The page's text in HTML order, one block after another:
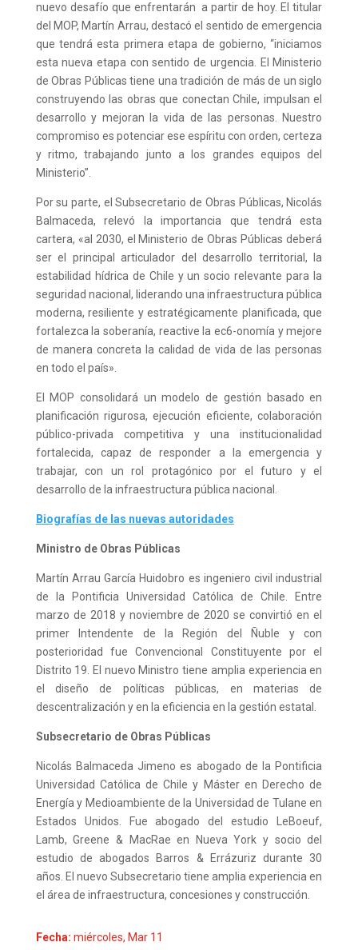
nuevo desafío que enfrentarán a partir de hoy. El titular
del MOP, Martín Arrau, destacó el sentido de emergencia
que tendrá esta primera etapa de gobierno, “iniciamos
esta nueva etapa con sentido de urgencia. El Ministerio
de Obras Públicas tiene una tradición de más de un siglo
construyendo las obras que conectan Chile, impulsan el
desarrollo y mejoran la vida de las personas. Nuestro
compromiso es potenciar ese espíritu con orden, certeza
y ritmo, trabajando junto a los grandes equipos del
Ministerio”.
Por su parte, el Subsecretario de Obras Públicas, Nicolás
Balmaceda, relevó la importancia que tendrá esta
cartera, «al 2030, el Ministerio de Obras Públicas deberá
ser el principal articulador del desarrollo territorial, la
estabilidad hídrica de Chile y un socio relevante para la
seguridad nacional, liderando una infraestructura pública
moderna, resiliente y estratégicamente planificada, que
fortalezca la soberanía, reactive la ec6-onomía y mejore
de manera concreta la calidad de vida de las personas
en todo el país».
El MOP consolidará un modelo de gestión basado en
planificación rigurosa, ejecución eficiente, colaboración
público-privada competitiva y una institucionalidad
fortalecida, capaz de responder a la emergencia y
trabajar, con un rol protagónico por el futuro y el
desarrollo de la infraestructura pública nacional.
Biografías de las nuevas autoridades
Ministro de Obras Públicas
Martín Arrau García Huidobro es ingeniero civil industrial
de la Pontificia Universidad Católica de Chile. Entre
marzo de 2018 y noviembre de 2020 se convirtió en el
primer Intendente de la Región del Ñuble y con
posterioridad fue Convencional Constituyente por el
Distrito 19. El nuevo Ministro tiene amplia experiencia en
el diseño de políticas públicas, en materias de
descentralización y en la eficiencia en la gestión estatal.
Subsecretario de Obras Públicas
Nicolás Balmaceda Jimeno es abogado de la Pontificia
Universidad Católica de Chile y Máster en Derecho de
Energía y Medioambiente de la Universidad de Tulane en
Estados Unidos. Fue abogado del estudio LeBoeuf,
Lamb, Greene & MacRae en Nueva York y socio del
estudio de abogados Barros & Errázuriz durante 30
años. El nuevo Subsecretario tiene amplia experiencia en
el área de infraestructura, concesiones y construcción.
Fecha: miércoles, Mar 11